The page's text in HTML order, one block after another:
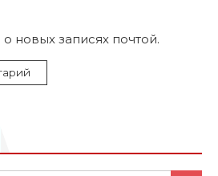
новых записях почтой.